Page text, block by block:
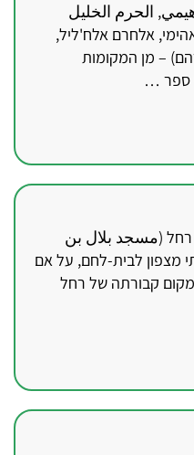
الحرم الخليل
אלחרם אלח'ליל,
– מן המקומות
ספר …
(مسجد بلال بن
מצפון לבית-לחם, על אם
קבורתה של רחל